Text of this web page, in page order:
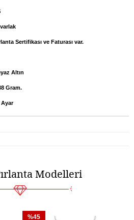
Sertifikası ve Faturası var.
Altın
Gram.
Ayar
Modelleri
%45